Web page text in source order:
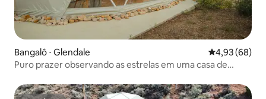
Bangalô ⋅ Glendale 4,93 de uma
4,93 (68)
Puro prazer observando as estrelas em uma casa de